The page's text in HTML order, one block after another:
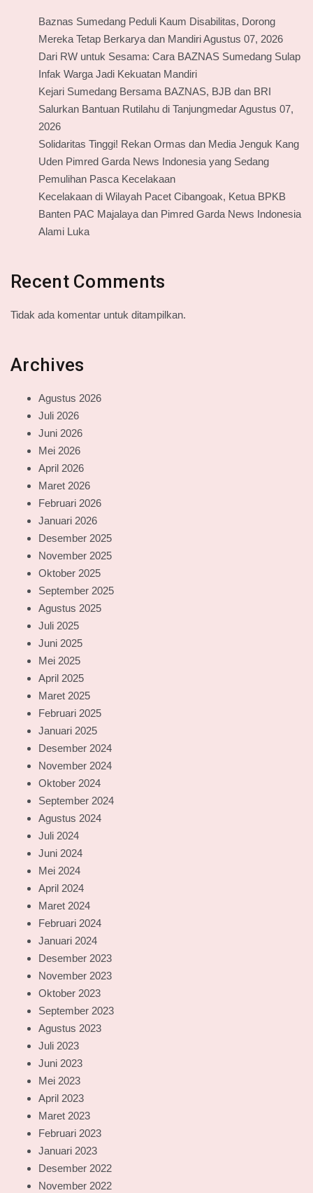
Baznas Sumedang Peduli Kaum Disabilitas, Dorong
Mereka Tetap Berkarya dan Mandiri Agustus 07, 2026
Dari RW untuk Sesama: Cara BAZNAS Sumedang Sulap
Infak Warga Jadi Kekuatan Mandiri
Kejari Sumedang Bersama BAZNAS, BJB dan BRI
Salurkan Bantuan Rutilahu di Tanjungmedar Agustus 07,
2026
Solidaritas Tinggi! Rekan Ormas dan Media Jenguk Kang
Uden Pimred Garda News Indonesia yang Sedang
Pemulihan Pasca Kecelakaan
Kecelakaan di Wilayah Pacet Cibangoak, Ketua BPKB
Banten PAC Majalaya dan Pimred Garda News Indonesia
Alami Luka
Recent Comments
Tidak ada komentar untuk ditampilkan.
Archives
Agustus 2026
Juli 2026
Juni 2026
Mei 2026
April 2026
Maret 2026
Februari 2026
Januari 2026
Desember 2025
November 2025
Oktober 2025
September 2025
Agustus 2025
Juli 2025
Juni 2025
Mei 2025
April 2025
Maret 2025
Februari 2025
Januari 2025
Desember 2024
November 2024
Oktober 2024
September 2024
Agustus 2024
Juli 2024
Juni 2024
Mei 2024
April 2024
Maret 2024
Februari 2024
Januari 2024
Desember 2023
November 2023
Oktober 2023
September 2023
Agustus 2023
Juli 2023
Juni 2023
Mei 2023
April 2023
Maret 2023
Februari 2023
Januari 2023
Desember 2022
November 2022